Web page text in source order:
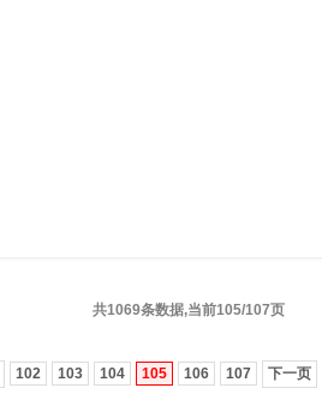
共1069条数据,当前105/107页
102 103 104 105 106 107 下一页